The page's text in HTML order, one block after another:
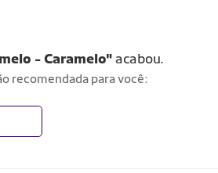
- Caramelo"acabou.
recomendada para você: